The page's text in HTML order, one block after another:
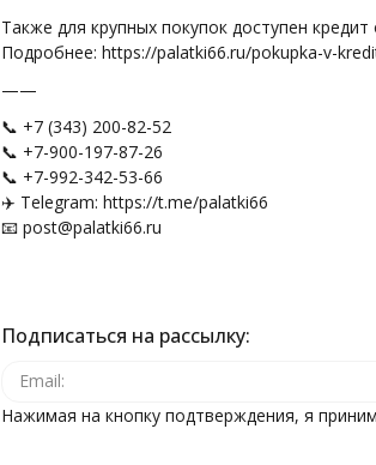
Также для крупных покупок доступен
Подробнее: https://palatki66.ru/pokupka-v-
——
📞 +7 (343) 200-82-52
📞 +7-900-197-87-26
📞 +7-992-342-53-66
✈️ Telegram: https://t.me/palatki66
📧 post@palatki66.ru
Подписаться на рассылку:
Нажимая на кнопку подтверждения, я